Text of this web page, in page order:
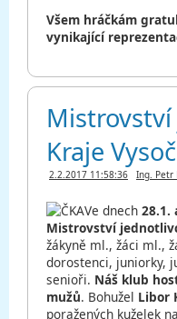
Všem hráčkám
vynikající
Kraje
2.2.2017 11:58:36 Ing. Petr
Ve dnech 28.1.
Mistrovství
žákyně ml., žáci ml.,
dorostenci, juniorky,
senioři. Náš klub
mužů. Bohužel Libor
poražených kuželek na